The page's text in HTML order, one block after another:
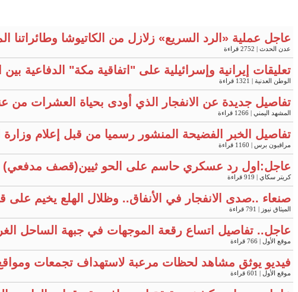
عاجل عملية «الرد السريع» زلازل من الكاتيوشا
عدن الحدث | 2752 قراءة
تعليقات إيرانية وإسرائيلية على "اتفاقية مكة" الدفاعية
الوطن العدنية | 1321 قراءة
تفاصيل جديدة عن الانفجار الذي أودى بحياة العشرات من
المشهد اليمني | 1266 قراءة
تفاصيل الخبر الفضيحة المنشور رسميا من قبل إعلام وزارة
مراقبون برس | 1160 قراءة
عاجل:اول رد عسكري حاسم على الحو ثيين(قصف مدفعي)
كريتر سكاي | 919 قراءة
صنعاء ..صدى الانفجار في الأنفاق.. وظلال الهلع يخيم على
الميثاق نيوز | 791 قراءة
عاجل.. تفاصيل اتساع رقعة الموجهات في جبهة الساحل
موقع الأول | 766 قراءة
فيديو يوثق مشاهد لحظات مرعبة لاستهداف تجمعات
موقع الأول | 601 قراءة